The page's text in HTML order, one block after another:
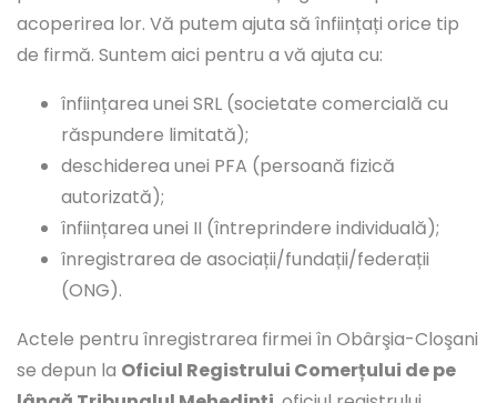
acoperirea lor. Vă putem ajuta să înființați orice tip
de firmă. Suntem aici pentru a vă ajuta cu:
înființarea unei SRL (societate comercială cu
răspundere limitată);
deschiderea unei PFA (persoană fizică
autorizată);
înființarea unei II (întreprindere individuală);
înregistrarea de asociații/fundații/federații
(ONG).
Actele pentru înregistrarea firmei în Obârşia-Cloşani
se depun la Oficiul Registrului Comerțului de pe